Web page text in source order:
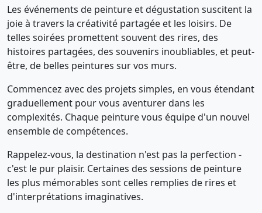
Les événements de peinture et dégustation suscitent la
joie à travers la créativité partagée et les loisirs. De
telles soirées promettent souvent des rires, des
histoires partagées, des souvenirs inoubliables, et peut-
être, de belles peintures sur vos murs.
Commencez avec des projets simples, en vous étendant
graduellement pour vous aventurer dans les
complexités. Chaque peinture vous équipe d'un nouvel
ensemble de compétences.
Rappelez-vous, la destination n'est pas la perfection -
c'est le pur plaisir. Certaines des sessions de peinture
les plus mémorables sont celles remplies de rires et
d'interprétations imaginatives.